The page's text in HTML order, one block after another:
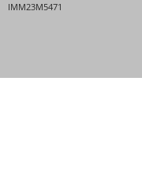
IMM23M5471